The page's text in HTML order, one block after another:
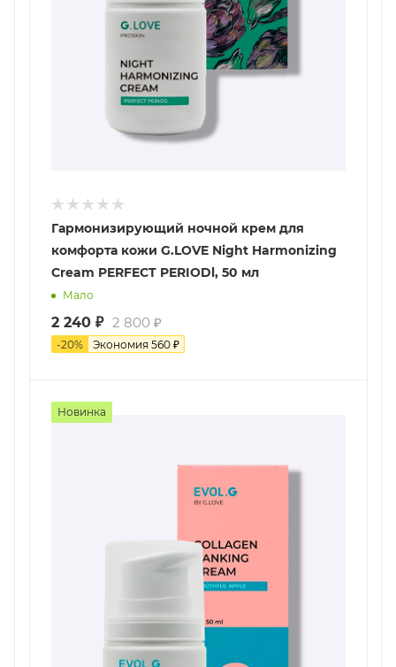
Гармонизирующий ночной крем для
комфорта кожи G.LOVE Night Harmonizing
Cream PERFECT PERIODl, 50 мл
Мало
2 240 ₽ 2 800 ₽
-20% Экономия 560 ₽
Новинка